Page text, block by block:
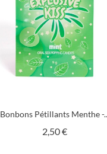
Bonbons Pétillants Menthe -
2,50 €Prix